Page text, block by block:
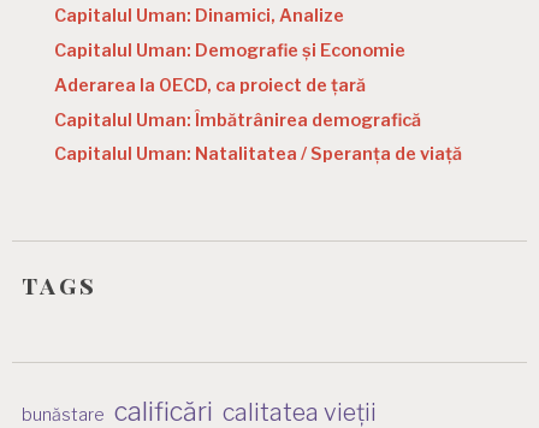
Capitalul Uman: Dinamici, Analize
Capitalul Uman: Demografie și Economie
Aderarea la OECD, ca proiect de țară
Capitalul Uman: Îmbătrânirea demografică
Capitalul Uman: Natalitatea / Speranța de viață
tags
bunăstare calificări calitatea vieții